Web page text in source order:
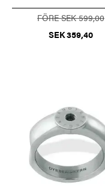
FÖRE SEK 599,00
SEK 359,40